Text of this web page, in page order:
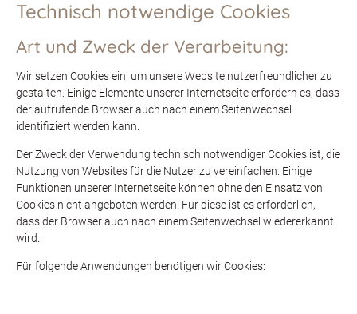
Technisch notwendige Cookies
Art und Zweck der Verarbeitung:
Wir setzen Cookies ein, um unsere Website nutzerfreundlicher zu
gestalten. Einige Elemente unserer Internetseite erfordern es, dass
der aufrufende Browser auch nach einem Seitenwechsel
identifiziert werden kann.
Der Zweck der Verwendung technisch notwendiger Cookies ist, die
Nutzung von Websites für die Nutzer zu vereinfachen. Einige
Funktionen unserer Internetseite können ohne den Einsatz von
Cookies nicht angeboten werden. Für diese ist es erforderlich,
dass der Browser auch nach einem Seitenwechsel wiedererkannt
wird.
Für folgende Anwendungen benötigen wir Cookies: